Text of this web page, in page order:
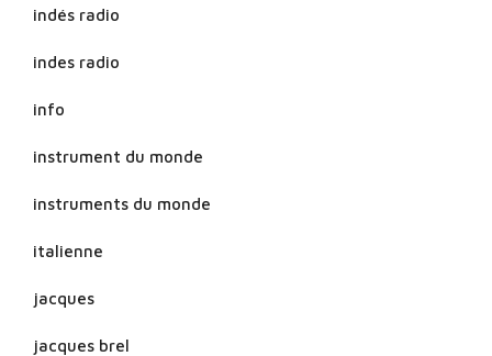
indés radio
indes radio
info
instrument du monde
instruments du monde
italienne
jacques
jacques brel